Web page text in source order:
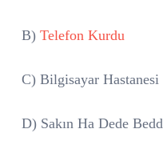
B) Telefon Kurdu
C) Bilgisayar Hastanesi
D) Sakın Ha Dede